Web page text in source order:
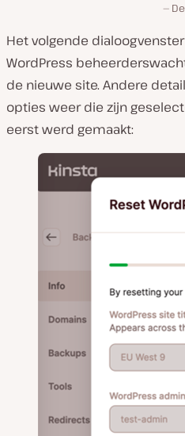
De
Het volgende
WordPress
de nieuwe site. Andere
opties weer die zijn
eerst werd gemaakt: